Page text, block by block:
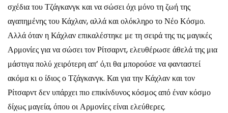
σχέδια του Τζάγκανγκ και να σώσει όχι μόνο τη ζωή της
αγαπημένης του Κάχλαν, αλλά και ολόκληρο το Νέο Κόσμο.
Αλλά όταν η Κάχλαν επικαλέστηκε με τη σειρά της τις μαγικές
Αρμονίες για να σώσει τον Ρίτσαρντ, ελευθέρωσε άθελά της μια
μάστιγα πολύ χειρότερη απ’ ό,τι θα μπορούσε να φανταστεί
ακόμα κι ο ίδιος ο Τζάγκανγκ. Και για την Κάχλαν και τον
Ρίτσαρντ δεν υπάρχει πιο επικίνδυνος κόσμος από έναν κόσμο
δίχως μαγεία, όπου οι Αρμονίες είναι ελεύθερες.